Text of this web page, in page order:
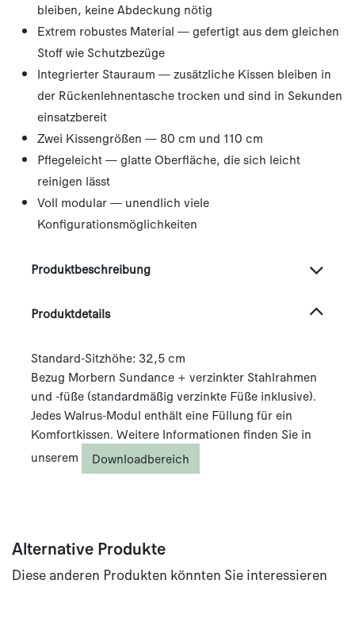
bleiben, keine Abdeckung nötig
Extrem robustes Material — gefertigt aus dem gleichen
Stoff wie Schutzbezüge
Integrierter Stauraum — zusätzliche Kissen bleiben in
der Rückenlehnentasche trocken und sind in Sekunden
einsatzbereit
Zwei Kissengrößen — 80 cm und 110 cm​
Pflegeleicht — glatte Oberfläche, die sich leicht
reinigen lässt
Voll modular — unendlich viele
Konfigurationsmöglichkeiten
Produktbeschreibung
Produktdetails
Standard-Sitzhöhe: 32,5 cm
Bezug Morbern Sundance + verzinkter Stahlrahmen
und -füße (standardmäßig verzinkte Füße inklusive).
Jedes Walrus-Modul enthält eine Füllung für ein
Komfortkissen. Weitere Informationen finden Sie in
unserem
Downloadbereich
Alternative Produkte
Diese anderen Produkten könnten Sie interessieren